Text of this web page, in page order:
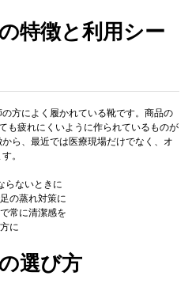
特徴と利用シー
方によく履かれている靴です。商品の
も疲れにくいように作られているものが
ら、最近では医療現場だけでなく、オ
。
らないときに
の蒸れ対策に
常に清潔感を
選び方